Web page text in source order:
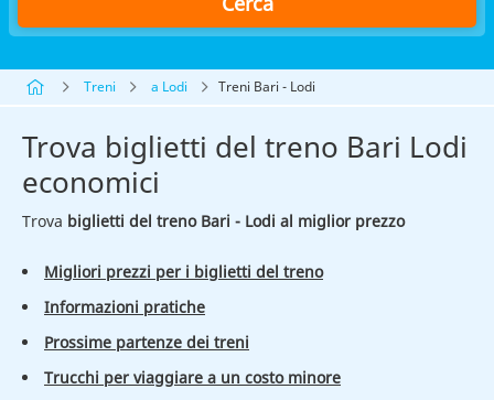
Treni a Lodi Treni Bari - Lodi
Trova biglietti del treno Bari Lodi
economici
Trova biglietti del treno Bari - Lodi al miglior prezzo
Migliori prezzi per i biglietti del treno
Informazioni pratiche
Prossime partenze dei treni
Trucchi per viaggiare a un costo minore